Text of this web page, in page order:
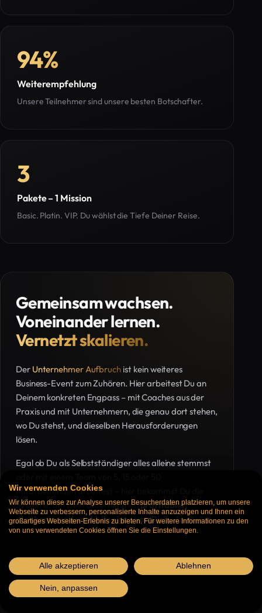
94%
Weiterempfehlung
Unsere Teilnehmer sind unsere besten Botschafter.
3
Pakete – 1 Mission
Basic. Platin. VIP. Du wählst die Tiefe Deiner Reise.
Gemeinsam wachsen.
Voneinander lernen.
Vernetzt skalieren.
Der Unternehmer Aufbruch ist kein weiteres
Business-Event zum Zuhören. Hier arbeitest Du an
Deinem konkreten Engpass – mit Coaches aus der
Praxis und mit Unternehmern, die genau dort stehen,
wo Du stehst, und dieselben Herausforderungen
lösen.
Egal ob Du als Selbstständiger alles alleine stemmst
Mitarbeitenden arbeitest – hier bekommst Du die
Systeme, um Dein Unternehmenprofitabler,
planbarer und unabhängiger von Diraufzustellen.
Wir verwenden Cookies
Wir können diese zur Analyse unserer Besucherdaten platzieren, um unsere
Webseite zu verbessern, personalisierte Inhalte anzuzeigen und Ihnen ein
großartiges Webseiten-Erlebnis zu bieten. Für weitere Informationen zu den
von uns verwendeten Cookies öffnen Sie die Einstellungen.
Alle akzeptieren Ablehnen
Nein, anpassen